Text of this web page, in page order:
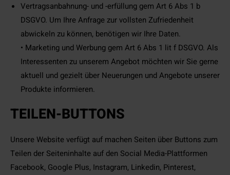
Vertragsanbahnung- und -erfüllung gem Art 6 Abs 1 b
DSGVO. Um Ihre Anfrage zur vollsten Zufriedenheit
abwickeln zu können, benötigen wir Ihre Daten.
• Marketing und Werbung gem Art 6 Abs 1 lit f DSGVO. Als
Interessenten zu unserem Angebot möchten wir Sie gerne
aktuell und gezielt über Neuerungen und Angebote unserer
Produkte informieren.
TEILEN-BUTTONS
Unsere Website verfügt auf machen Seiten über Buttons zum
Teilen der Seiteninhalte auf den Social Media-Plattformen
Facebook, Google Plus, Instagram, Linkedin, Pinterest,